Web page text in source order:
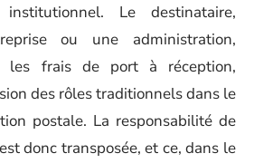
Le destinataire,
ou une administration,
les frais de port à réception,
des rôles traditionnels dans le
postale. La responsabilité de
donc transposée, et ce, dans le